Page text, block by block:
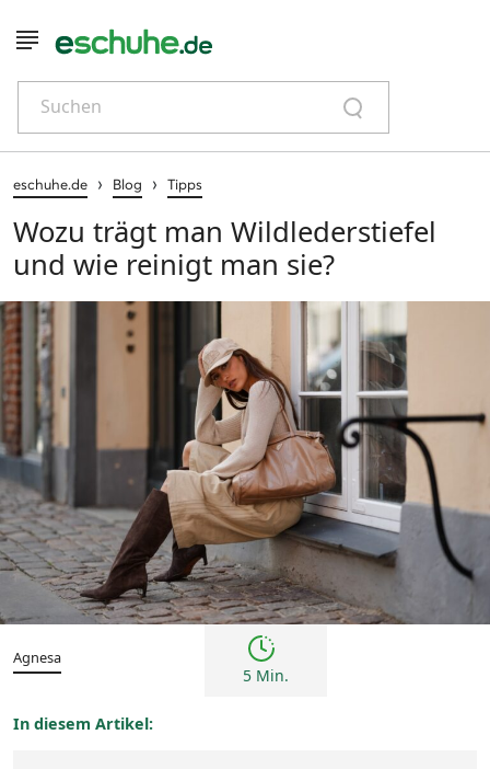
Suchen
eschuhe.de › Blog › Tipps
Wozu trägt man Wildlederstiefel
und wie reinigt man sie?
Agnesa
5 Min.
In diesem Artikel: